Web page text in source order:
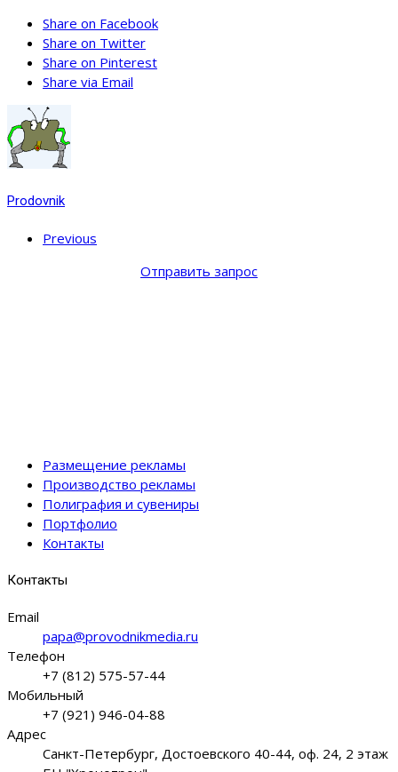
Share on Facebook
Share on Twitter
Share on Pinterest
Share via Email
Prodovnik
Previous
Отправить запрос
Размещение рекламы
Производство рекламы
Полиграфия и сувениры
Портфолио
Контакты
Контакты
Email
papa@provodnikmedia.ru
Телефон
+7 (812) 575-57-44
Мобильный
+7 (921) 946-04-88
Адрес
Санкт-Петербург, Достоевского 40-44, оф. 24, 2 этаж